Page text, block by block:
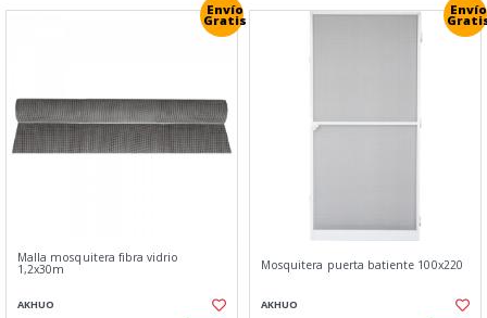
Envío
Gratis
Malla mosquitera fibra vidrio
1,2x30m
AKHUO
Envío
Mosquitera puerta batiente 100x220
AKHUO